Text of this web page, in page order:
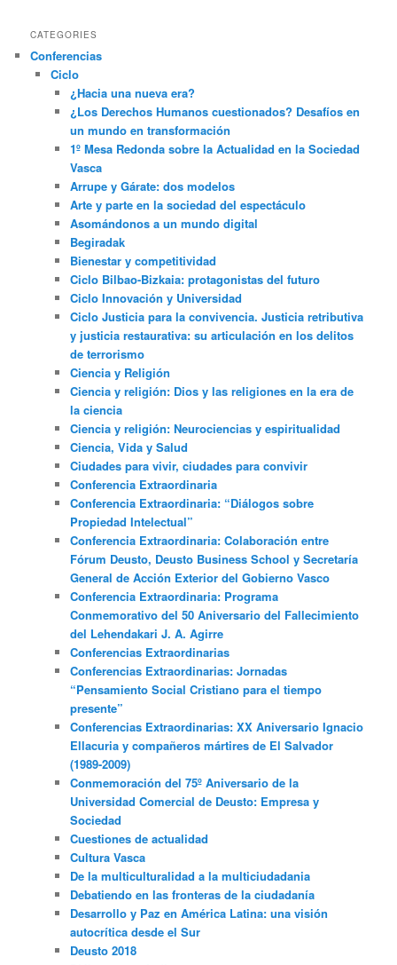
CATEGORIES
Conferencias
Ciclo
¿Hacia una nueva era?
¿Los Derechos Humanos cuestionados? Desafíos en
un mundo en transformación
1º Mesa Redonda sobre la Actualidad en la Sociedad
Vasca
Arrupe y Gárate: dos modelos
Arte y parte en la sociedad del espectáculo
Asomándonos a un mundo digital
Begiradak
Bienestar y competitividad
Ciclo Bilbao-Bizkaia: protagonistas del futuro
Ciclo Innovación y Universidad
Ciclo Justicia para la convivencia. Justicia retributiva
y justicia restaurativa: su articulación en los delitos
de terrorismo
Ciencia y Religión
Ciencia y religión: Dios y las religiones en la era de
la ciencia
Ciencia y religión: Neurociencias y espiritualidad
Ciencia, Vida y Salud
Ciudades para vivir, ciudades para convivir
Conferencia Extraordinaria
Conferencia Extraordinaria: “Diálogos sobre
Propiedad Intelectual”
Conferencia Extraordinaria: Colaboración entre
Fórum Deusto, Deusto Business School y Secretaría
General de Acción Exterior del Gobierno Vasco
Conferencia Extraordinaria: Programa
Conmemorativo del 50 Aniversario del Fallecimiento
del Lehendakari J. A. Agirre
Conferencias Extraordinarias
Conferencias Extraordinarias: Jornadas
“Pensamiento Social Cristiano para el tiempo
presente”
Conferencias Extraordinarias: XX Aniversario Ignacio
Ellacuria y compañeros mártires de El Salvador
(1989-2009)
Conmemoración del 75º Aniversario de la
Universidad Comercial de Deusto: Empresa y
Sociedad
Cuestiones de actualidad
Cultura Vasca
De la multiculturalidad a la multiciudadania
Debatiendo en las fronteras de la ciudadanía
Desarrollo y Paz en América Latina: una visión
autocrítica desde el Sur
Deusto 2018